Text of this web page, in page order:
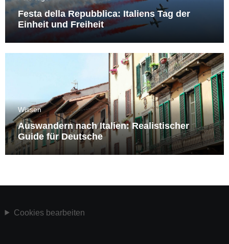
Festa della Repubblica: Italiens Tag der
Einheit und Freiheit
Wissen
Auswandern nach Italien: Realistischer
Guide für Deutsche
Cookies bearbeiten